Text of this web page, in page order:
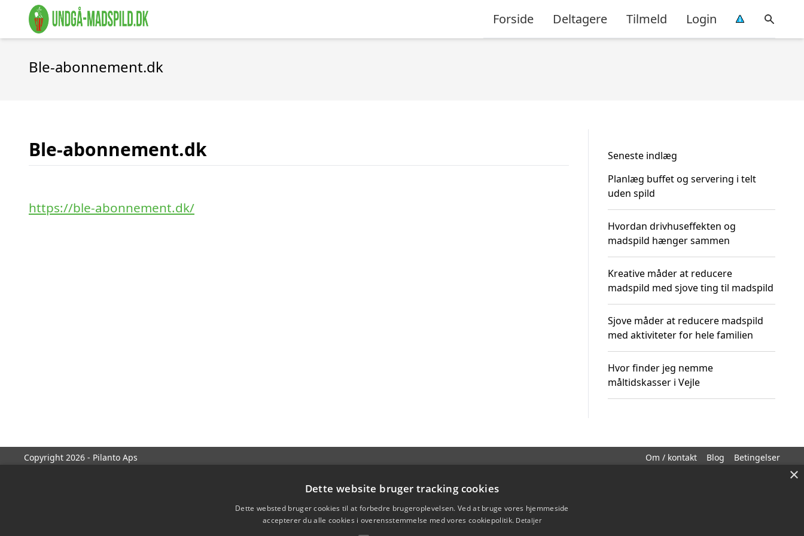
Forside Deltagere Tilmeld Login
Ble-abonnement.dk
Ble-abonnement.dk
https://ble-abonnement.dk/
Seneste indlæg
Planlæg buffet og servering i telt
uden spild
Hvordan drivhuseffekten og
madspild hænger sammen
Kreative måder at reducere
madspild med sjove ting til madspild
Sjove måder at reducere madspild
med aktiviteter for hele familien
Hvor finder jeg nemme
måltidskasser i Vejle
Copyright 2026 - Pilanto Aps Om / kontakt Blog Betingelser
×
Dette website bruger tracking cookies
Dette websted bruger cookies til at forbedre brugeroplevelsen. Ved at bruge vores hjemmeside
accepterer du alle cookies i overensstemmelse med vores cookiepolitik. Detaljer